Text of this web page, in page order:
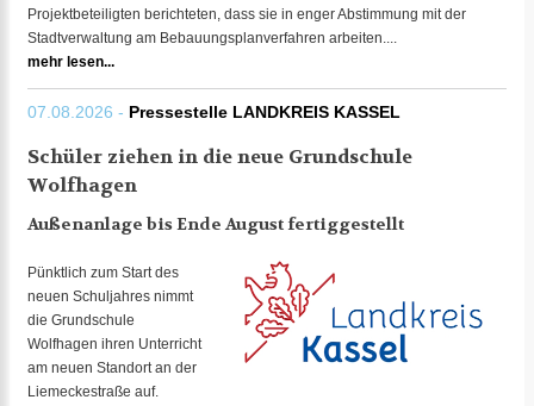
Projektbeteiligten berichteten, dass sie in enger Abstimmung mit der
Stadtverwaltung am Bebauungsplanverfahren arbeiten....
mehr lesen...
07.08.2026 - Pressestelle LANDKREIS KASSEL
Schüler ziehen in die neue Grundschule
Wolfhagen
Außenanlage bis Ende August fertiggestellt
Pünktlich zum Start des
neuen Schuljahres nimmt
die Grundschule
Wolfhagen ihren Unterricht
am neuen Standort an der
Liemeckestraße auf.